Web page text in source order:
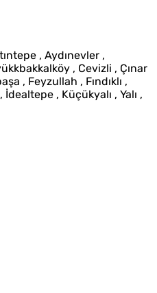
, Aydınevler ,
, Cevizli , Çınar
, Feyzullah , Fındıklı ,
, Küçükyalı , Yalı ,